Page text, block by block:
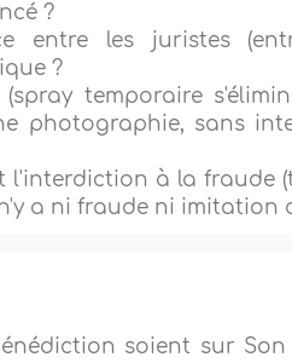
?
entre les juristes
?
temporaire
photographie, sans
l'interdiction à la fraude
a ni fraude ni imitation
soient sur Son